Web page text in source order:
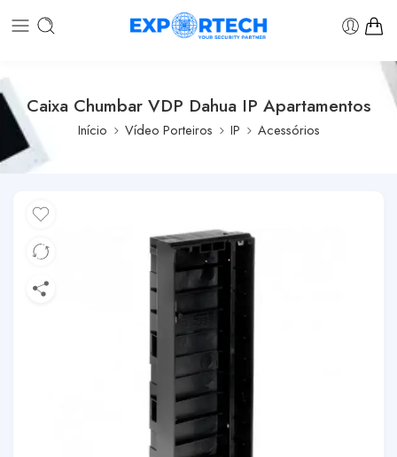
Caixa Chumbar VDP Dahua IP Apartamentos
Início Vídeo Porteiros IP Acessórios